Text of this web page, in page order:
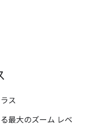
ス
最大のズーム レベ